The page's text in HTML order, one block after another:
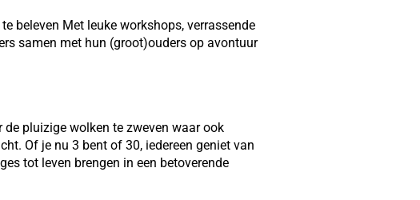
beleven Met leuke workshops, verrassende
samen met hun (groot)ouders op avontuur
pluizige wolken te zweven waar ook
Of je nu 3 bent of 30, iedereen geniet van
tot leven brengen in een betoverende